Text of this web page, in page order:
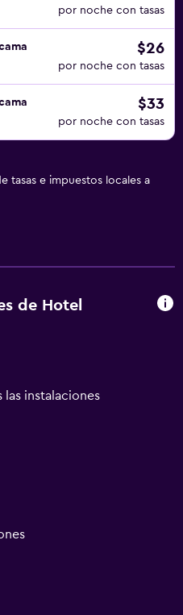
por noche con tasas
$26
por noche con tasas
$33
por noche con tasas
tasas e impuestos locales a
de Hotel
instalaciones